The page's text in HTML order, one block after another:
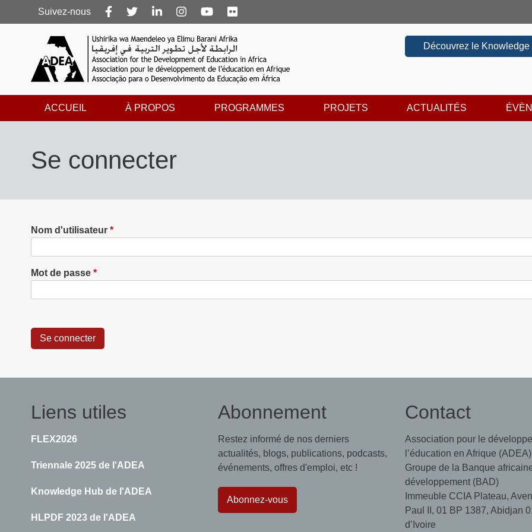
Follow
us
Suivez-nous
Découvrez le Knowledge
ACCUEIL À PROPOS PROGRAMMES PROJETS ACTUALITÉS
Se connecter
Nom d'utilisateur
Mot de passe
Liens utiles
FLEX2026
Triennale 2025 de l'ADEA
Knowledge Hub de l'ADEA
HLPDF 2023 de l'ADEA
Abonnement
Restez informé de nos derniers
actualités, blogs, publications, podcasts,
événements, offres d'emploi, etc !
Abonnez-vous
Contact
Association pour le
l’éducation en Afrique (ADEA)
Groupe de la Banque
développement (BAD)
Immeuble CCIA Plateau,
Paul II, 01 BP 1387, Abidjan
d’Ivoire